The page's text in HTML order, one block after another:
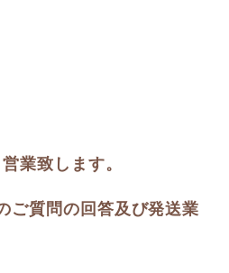
業致します。
ご質問の回答及び発送業